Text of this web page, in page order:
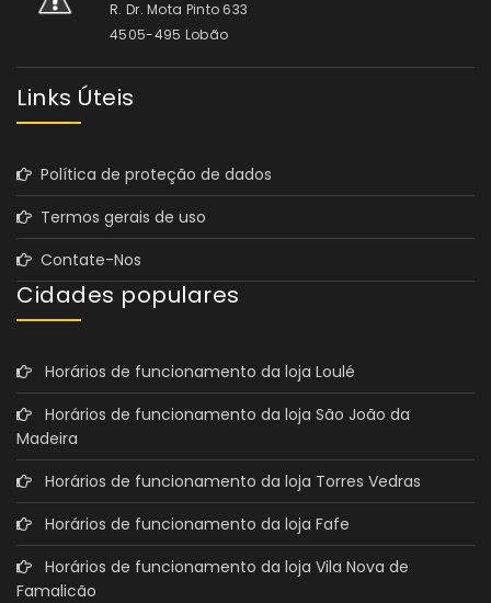
R. Dr. Mota Pinto 633
4505-495 Lobão
Links Úteis
Política de proteção de dados
Termos gerais de uso
Contate-Nos
Cidades populares
Horários de funcionamento da loja Loulé
Horários de funcionamento da loja São João da
Madeira
Horários de funcionamento da loja Torres Vedras
Horários de funcionamento da loja Fafe
Horários de funcionamento da loja Vila Nova de
Famalicão